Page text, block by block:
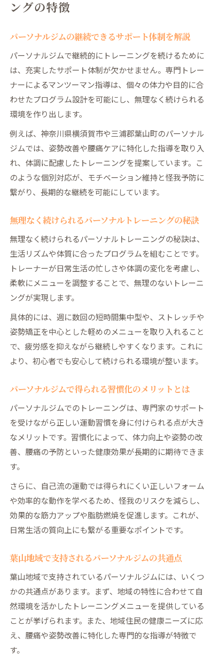
ングの特徴
パーソナルジムの継続できるサポート体制を解説
パーソナルジムで継続的にトレーニングを続けるために
は、充実したサポート体制が欠かせません。専門トレー
ナーによるマンツーマン指導は、個々の体力や目的に合
わせたプログラム設計を可能にし、無理なく続けられる
環境を作り出します。
例えば、神奈川県横須賀市や三浦郡葉山町のパーソナル
ジムでは、姿勢改善や腰痛ケアに特化した指導を取り入
れ、体調に配慮したトレーニングを提案しています。こ
のような個別対応が、モチベーション維持と怪我予防に
繋がり、長期的な継続を可能にしています。
無理なく続けられるパーソナルトレーニングの秘訣
無理なく続けられるパーソナルトレーニングの秘訣は、
生活リズムや体質に合ったプログラムを組むことです。
トレーナーが日常生活の忙しさや体調の変化を考慮し、
柔軟にメニューを調整することで、無理のないトレーニ
ングが実現します。
具体的には、週に数回の短時間集中型や、ストレッチや
姿勢矯正を中心とした軽めのメニューを取り入れること
で、疲労感を抑えながら継続しやすくなります。これに
より、初心者でも安心して続けられる環境が整います。
パーソナルジムで得られる習慣化のメリットとは
パーソナルジムでのトレーニングは、専門家のサポート
を受けながら正しい運動習慣を身に付けられる点が大き
なメリットです。習慣化によって、体力向上や姿勢の改
善、腰痛の予防といった健康効果が長期的に期待できま
す。
さらに、自己流の運動では得られにくい正しいフォーム
や効率的な動作を学べるため、怪我のリスクを減らし、
効果的な筋力アップや脂肪燃焼を促進します。これが、
日常生活の質向上にも繋がる重要なポイントです。
葉山地域で支持されるパーソナルジムの共通点
葉山地域で支持されているパーソナルジムには、いくつ
かの共通点があります。まず、地域の特性に合わせて自
然環境を活かしたトレーニングメニューを提供している
ことが挙げられます。また、地域住民の健康ニーズに応
え、腰痛や姿勢改善に特化した専門的な指導が特徴で
す。